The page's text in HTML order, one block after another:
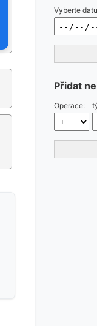
Vyberte
Přidat
Operace: